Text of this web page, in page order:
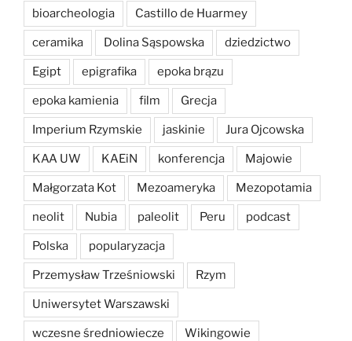
bioarcheologia Castillo de Huarmey
ceramika Dolina Sąspowska dziedzictwo
Egipt epigrafika epoka brązu
epoka kamienia film Grecja
Imperium Rzymskie jaskinie Jura Ojcowska
KAA UW KAEiN konferencja Majowie
Małgorzata Kot Mezoameryka Mezopotamia
neolit Nubia paleolit Peru podcast
Polska popularyzacja
Przemysław Trześniowski Rzym
Uniwersytet Warszawski
wczesne średniowiecze Wikingowie